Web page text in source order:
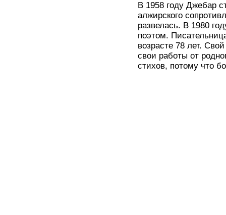
В 1958 году Джебар
алжирского
развелась. В 1980
поэтом.
возрасте 78 лет.
свои работы от
стихов, потому что